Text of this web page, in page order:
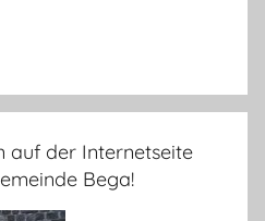
auf der Internetseite
Bega!